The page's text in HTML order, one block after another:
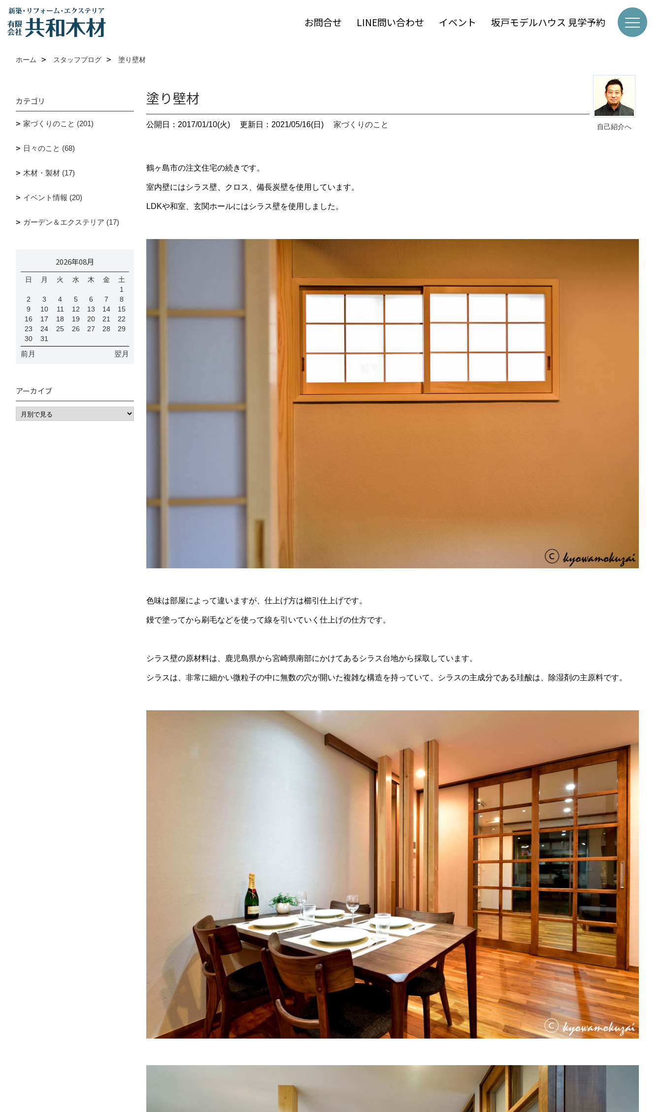
お問合せ LINE問い合わせ イベント 坂戸モデルハウス 見学予約
ホーム スタッフブログ 塗り壁材
自己紹介へ
塗り壁材
公開日：2017/01/10(火) 更新日：2021/05/16(日) 家づくりのこと
鶴ヶ島市の注文住宅の続きです。
室内壁にはシラス壁、クロス、備長炭壁を使用しています。
LDKや和室、玄関ホールにはシラス壁を使用しました。
色味は部屋によって違いますが、仕上げ方は櫛引仕上げです。
鏝で塗ってから刷毛などを使って線を引いていく仕上げの仕方です。
シラス壁の原材料は、鹿児島県から宮崎県南部にかけてあるシラス台地から採取しています。
シラスは、非常に細かい微粒子の中に無数の穴が開いた複雑な構造を持っていて、シラスの主成分である珪酸は、除湿剤の主原料です。
カテゴリ
家づくりのこと (201)
日々のこと (68)
木材・製材 (17)
イベント情報 (20)
ガーデン＆エクステリア (17)
2026年08月
日 月 火 水 木 金
土
1
2
3 4 5 6 7
8
9
10 11 12 13 14
15
16
17 18 19 20 21
22
23
24 25 26 27 28
29
30
31
前月 翌月
アーカイブ